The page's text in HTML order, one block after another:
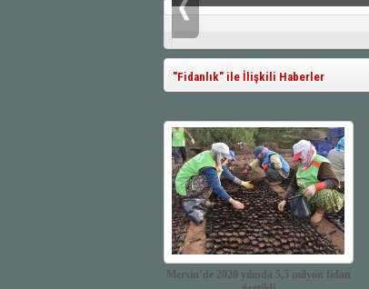
"Fidanlık" ile İlişkili Haberler
Mersin’de 2020 yılında 5,5 milyon fidan